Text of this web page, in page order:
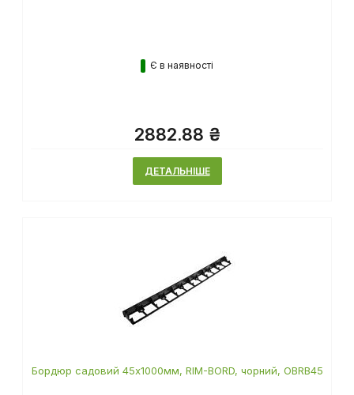
Є в наявності
2882.88 ₴
ДЕТАЛЬНІШЕ
Бордюр садовий 45х1000мм, RIM-BORD, чорний, OBRB45